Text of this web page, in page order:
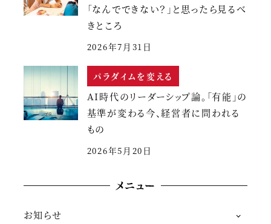
「なんでできない？」と思ったら見るべ
きところ
2026年7月31日
パラダイムを変える
AI時代のリーダーシップ論。「有能」の
基準が変わる今、経営者に問われる
もの
2026年5月20日
メニュー
お知らせ